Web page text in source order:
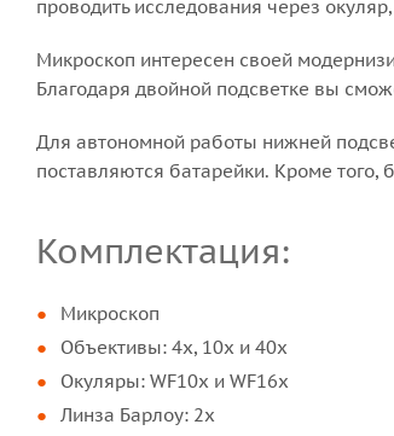
проводить исследования через
Микроскоп интересен своей
Благодаря двойной подсветке вы
Для автономной работы нижней
поставляются батарейки. Кроме того,
Комплектация:
Микроскоп
Объективы: 4х, 10х и 40х
Окуляры: WF10х и WF16х
Линза Барлоу: 2x